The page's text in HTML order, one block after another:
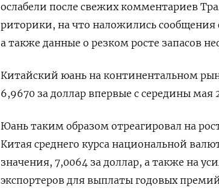
ослабели после свежих комментариев
риторики, на что наложились сообщения
а также данные о резком росте запасов
Китайский юань на континентальном
6,9670 за доллар впервые с середины мая
Юань таким образом отреагировал на
Китая среднего курса национальной
значения, 7,0064 за доллар, а также на
экспортеров для выплаты годовых